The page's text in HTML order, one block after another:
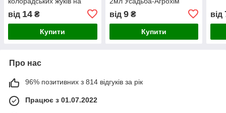
томатах та картоплі та для
обробки яблунь
від 14 ₴
Купити
від 9₴
Купити
від
Про нас
96% позитивних з 814 відгуків за рік
Працює з 01.07.2022